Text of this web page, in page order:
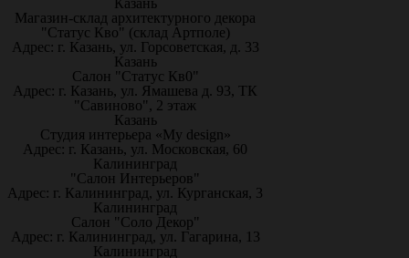
Казань
Магазин-склад архитектурного декора
"Статус Кво" (склад Артполе)
Адрес: г. Казань, ул. Горсоветская, д. 33
Казань
Салон "Статус Кв0"
Адрес: г. Казань, ул. Ямашева д. 93, ТК
"Савиново", 2 этаж
Казань
Студия интерьера «My design»
Адрес: г. Казань, ул. Московская, 60
Калининград
"Салон Интерьеров"
Адрес: г. Калининград, ул. Курганская, 3
Калининград
Салон "Соло Декор"
Адрес: г. Калининград, ул. Гагарина, 13
Калининград